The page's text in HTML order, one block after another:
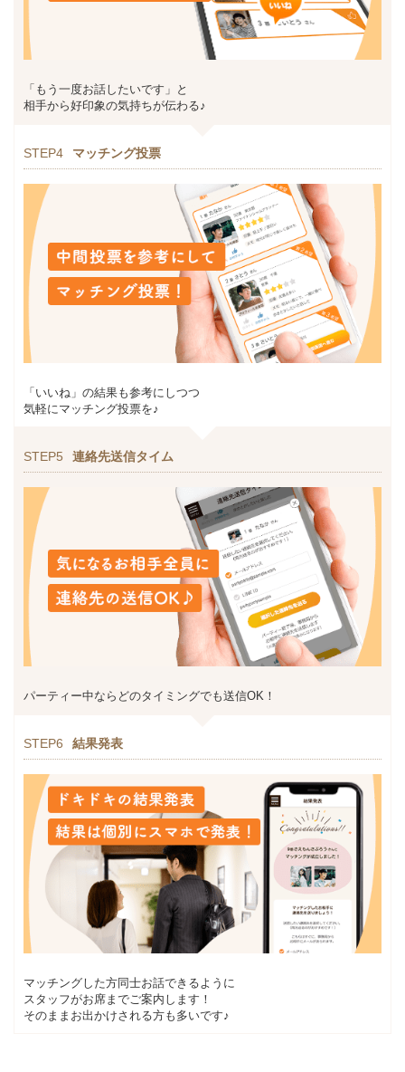
「もう一度お話したいです」と
相手から好印象の気持ちが伝わる♪
STEP4 マッチング投票
「いいね」の結果も参考にしつつ
気軽にマッチング投票を♪
STEP5 連絡先送信タイム
パーティー中ならどのタイミングでも送信OK！
STEP6 結果発表
マッチングした方同士お話できるように
スタッフがお席までご案内します！
そのままお出かけされる方も多いです♪